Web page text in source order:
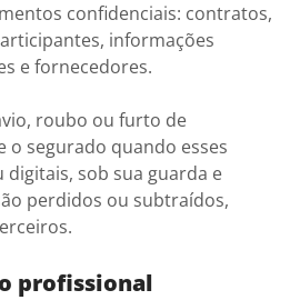
confidenciais: contratos,
informações
e fornecedores.
roubo ou furto de
o segurado quando esses
digitais, sob sua guarda e
perdidos ou subtraídos,
profissional